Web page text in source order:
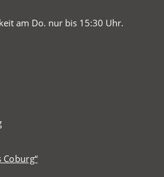
am Do. nur bis 15:30 Uhr.